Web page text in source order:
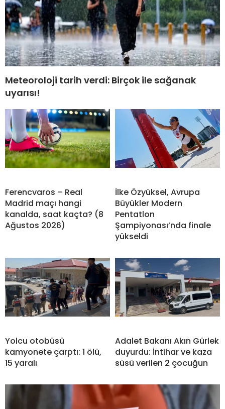
Meteoroloji tarih verdi: Birçok ile sağanak
uyarısı!
Ferencvaros – Real
Madrid maçı hangi
kanalda, saat kaçta? (8
Ağustos 2026)
İlke Özyüksel, Avrupa
Büyükler Modern
Pentatlon
Şampiyonası’nda finale
yükseldi
Yolcu otobüsü
kamyonete çarptı: 1 ölü,
15 yaralı
Adalet Bakanı Akın Gürlek
duyurdu: İntihar ve kaza
süsü verilen 2 çocuğun